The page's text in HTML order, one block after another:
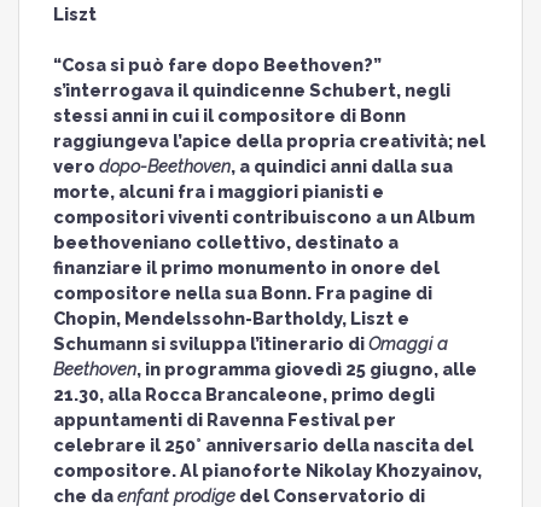
Liszt
“Cosa si può fare dopo Beethoven?”
s’interrogava il quindicenne Schubert, negli
stessi anni in cui il compositore di Bonn
raggiungeva l’apice della propria creatività; nel
vero dopo-Beethoven, a quindici anni dalla sua
morte, alcuni fra i maggiori pianisti e
compositori viventi contribuiscono a un Album
beethoveniano collettivo, destinato a
finanziare il primo monumento in onore del
compositore nella sua Bonn. Fra pagine di
Chopin, Mendelssohn-Bartholdy, Liszt e
Schumann si sviluppa l’itinerario diOmaggi a
Beethoven, in programma giovedì 25 giugno, alle
21.30, alla Rocca Brancaleone, primo degli
appuntamenti di Ravenna Festival per
celebrare il 250° anniversario della nascita del
compositore. Al pianoforte Nikolay Khozyainov,
che daenfant prodigedel Conservatorio di